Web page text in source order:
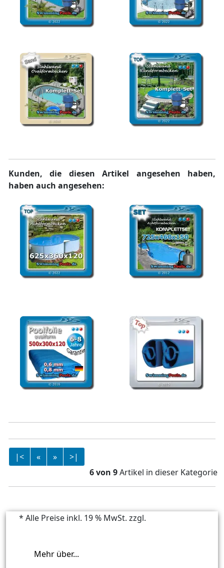
Kunden, die diesen Artikel angesehen haben,
haben auch angesehen:
|< « »
>|
6 von 9Artikel in dieser Kategorie
* Alle Preise inkl. 19 % MwSt. zzgl.
Mehr über...